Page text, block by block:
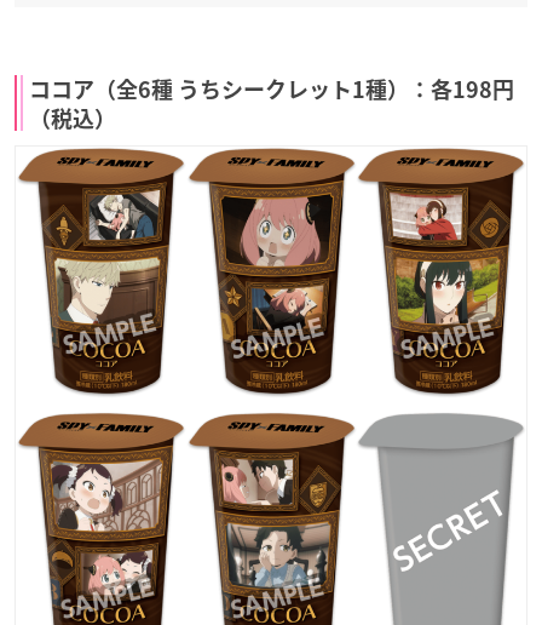
ココア（全6種 うちシークレット1種）：各198円
（税込）